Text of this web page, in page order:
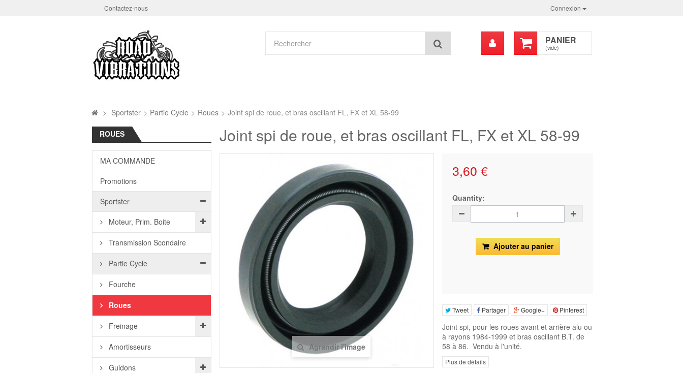
Connexion
Contactez-nous
PANIER
(vide)
Mon
compte
> Sportster > Partie Cycle > Roues > Joint spi de roue, et bras oscillant FL, FX et XL 58-99
ROUES
MA COMMANDE
Promotions
Sportster
Moteur, Prim. Boite
Transmission Scondaire
Partie Cycle
Fourche
Roues
Freinage
Amortisseurs
Guidons
Joint spi de roue, et bras oscillant FL, FX et XL 58-99
Agrandir l'image
3,60 €
Quantity:
Ajouter au panier
Tweet Partager Google+ Pinterest
Joint spi, pour les roues avant et arrière alu ou
à rayons 1984-1999 et bras oscillant B.T. de
58 à 86. Vendu à l'unité.
Plus de détails